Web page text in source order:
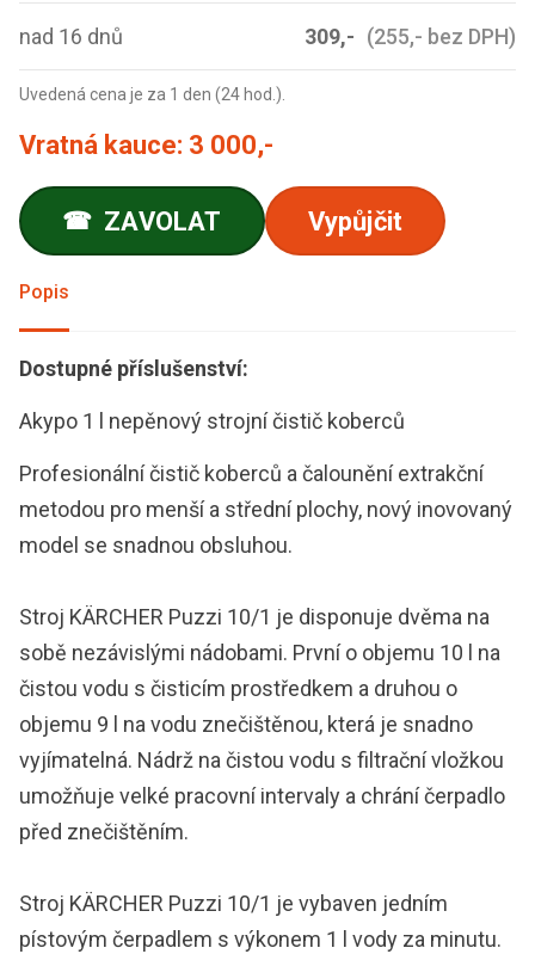
nad 16 dnů 309,- (255,- bez DPH)
Uvedená cena je za 1 den (24 hod.).
Vratná kauce: 3 000,-
☎ ZAVOLAT Vypůjčit
Popis
Dostupné příslušenství:
Akypo 1 l nepěnový strojní čistič koberců
Profesionální čistič koberců a čalounění extrakční
metodou pro menší a střední plochy, nový inovovaný
model se snadnou obsluhou.
Stroj KÄRCHER Puzzi 10/1 je disponuje dvěma na
sobě nezávislými nádobami. První o objemu 10 l na
čistou vodu s čisticím prostředkem a druhou o
objemu 9 l na vodu znečištěnou, která je snadno
vyjímatelná. Nádrž na čistou vodu s filtrační vložkou
umožňuje velké pracovní intervaly a chrání čerpadlo
před znečištěním.
Stroj KÄRCHER Puzzi 10/1 je vybaven jedním
pístovým čerpadlem s výkonem 1 l vody za minutu.